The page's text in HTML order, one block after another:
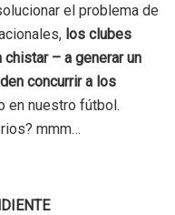
el problema de
los clubes
– a generar un
concurrir a los
en nuestro fútbol.
mmm…